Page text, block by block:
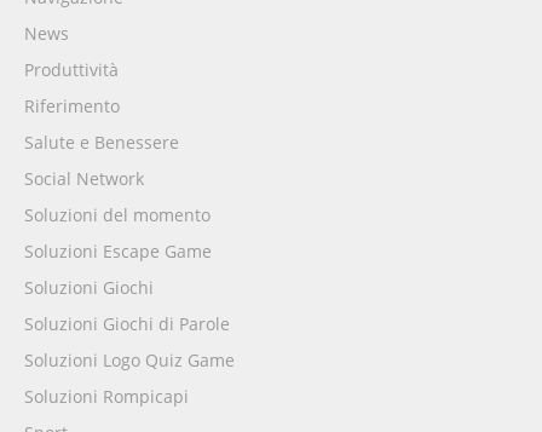
News
Produttività
Riferimento
Salute e Benessere
Social Network
Soluzioni del momento
Soluzioni Escape Game
Soluzioni Giochi
Soluzioni Giochi di Parole
Soluzioni Logo Quiz Game
Soluzioni Rompicapi